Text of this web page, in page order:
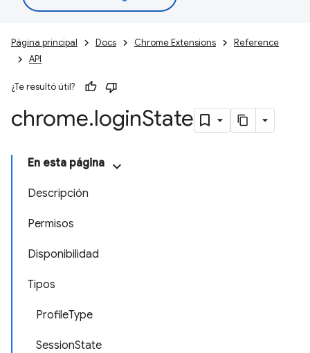
Página principal Docs Chrome Extensions
Reference
API
¿Te resultó útil?
chrome.loginState
En esta página
Descripción
Permisos
Disponibilidad
Tipos
ProfileType
SessionState